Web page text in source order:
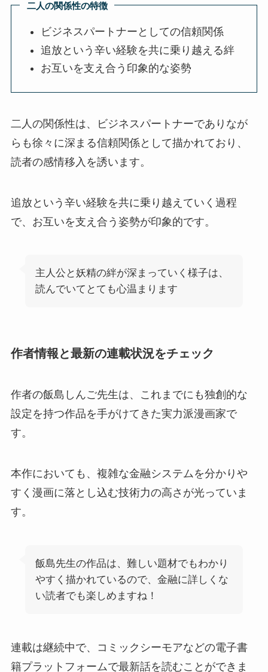
二人の関係性の特徴
ビジネスパートナーとしての信頼関係
追放という辛い経験を共に乗り越える絆
お互いを支え合う印象的な姿勢
二人の関係性は、ビジネスパートナーでありなが
らも徐々に深まる信頼関係として描かれており、
読者の感情移入を誘います。
追放という辛い経験を共に乗り越えていく過程
で、お互いを支え合う姿勢が印象的です。
主人公と妖精の絆が深まっていく様子は、
読んでいてとても心温まります
作者情報と最新の連載状況をチェック
作者の飯島しんご先生は、これまでにも独創的な
設定を持つ作品を手がけてきた実力派漫画家で
す。
本作においても、複雑な金融システムを分かりや
すく漫画に落とし込む技術力の高さが光っていま
す。
飯島先生の作品は、難しい題材でもわかり
やすく描かれているので、金融に詳しくな
い読者でも楽しめますね！
連載は継続中で、コミックシーモアなどの電子書
籍プラットフォームで最新話を読むことができま